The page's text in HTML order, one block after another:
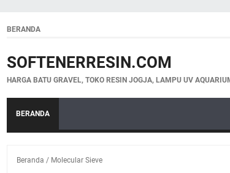
BERANDA
SOFTENERRESIN.COM
HARGA BATU GRAVEL, TOKO RESIN JOGJA, LAMPU UV
BERANDA
Beranda / Molecular Sieve